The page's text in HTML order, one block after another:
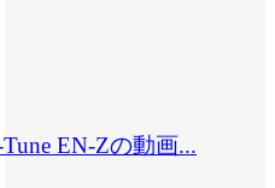
EN-Zの動画...